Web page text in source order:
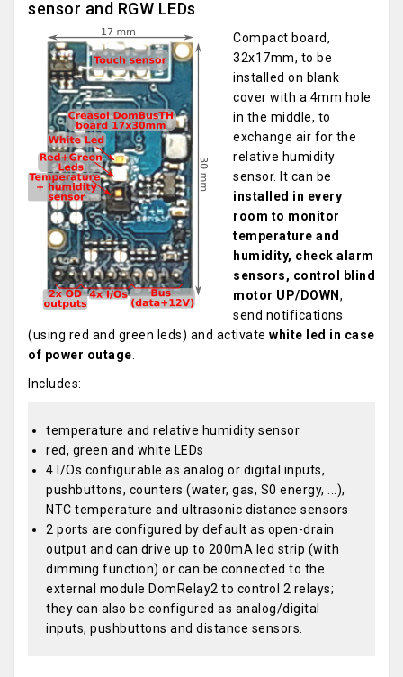
sensor and RGW LEDs
Compact board,
32x17mm, to be
installed on blank
cover with a 4mm hole
in the middle, to
exchange air for the
relative humidity
sensor. It can be
installed in every
room to monitor
temperature and
humidity, check alarm
sensors, control blind
motor UP/DOWN ,
send notifications
(using red and green leds) and activate white led in case
of power outage
Includes:
temperature and relative humidity sensor
red, green and white LEDs
4 I/Os configurable as analog or digital inputs,
pushbuttons, counters (water, gas, S0 energy, ...),
NTC temperature and ultrasonic distance sensors
2 ports are configured by default as open-drain
output and can drive up to 200mA led strip (with
dimming function) or can be connected to the
external module DomRelay2 to control 2 relays;
they can also be configured as analog/digital
inputs, pushbuttons and distance sensors.